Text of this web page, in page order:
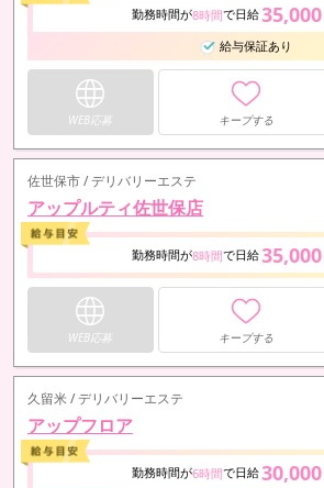
勤務時間が8時間で日給35,000
給与保証あり
WEB応募 キープする
佐世保市 / デリバリーエステ
アップルティ佐世保店
勤務時間が8時間で日給35,000
WEB応募 キープする
久留米 / デリバリーエステ
アップフロア
勤務時間が6時間で日給30,000